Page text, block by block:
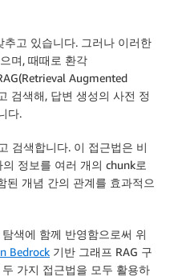
고 있습니다. 그러나 이러한
며, 때때로 환각
Augmented
검색해, 답변 생성의 사전 정
다.
검색합니다. 이 접근법은 비
정보를 여러 개의 chunk로
된 개념 간의 관계를 효과적으
색에 함께 반영함으로써 위
Bedrock 기반 그래프 RAG 구
두 가지 접근법을 모두 활용하